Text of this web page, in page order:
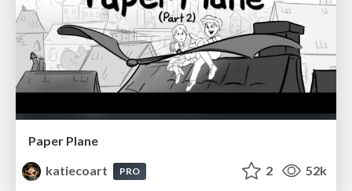
Paper Plane
katiecoart
PRO 2 52k